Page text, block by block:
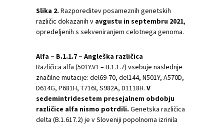
Slika 2. Razporeditev posameznih genetskih
različic dokazanih v avgustu in septembru 2021,
opredeljenih s sekveniranjem celotnega genoma.
Alfa – B.1.1.7 – Angleška različica
Različica alfa (501Y.V1 – B.1.1.7) vsebuje naslednje
značilne mutacije: del69-70, del144, N501Y, A570D,
D614G, P681H, T716I, S982A, D1118H. V
sedemintridesetem presejalnem obdobju
različice alfa nismo potrdili. Genetska različica
delta (B.1.617.2) je v Sloveniji popolnoma izrinila